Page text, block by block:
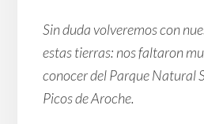
Sin duda volveremos con
estas tierras: nos faltaron
conocer del Parque Natural
Picos de Aroche.